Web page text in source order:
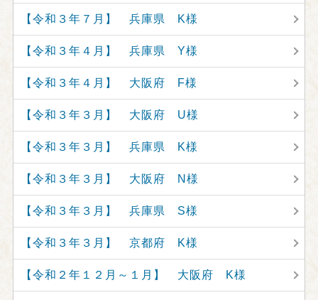
【令和３年７月】 兵庫県 K様
【令和３年４月】 兵庫県 Y様
【令和３年４月】 大阪府 F様
【令和３年３月】 大阪府 U様
【令和３年３月】 兵庫県 K様
【令和３年３月】 大阪府 N様
【令和３年３月】 兵庫県 S様
【令和３年３月】 京都府 K様
【令和２年１２月～１月】 大阪府 K様